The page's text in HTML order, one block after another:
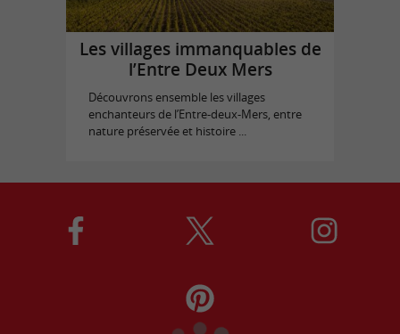
Les villages immanquables de
l’Entre Deux Mers
Découvrons ensemble les villages
enchanteurs de l’Entre-deux-Mers, entre
nature préservée et histoire ...